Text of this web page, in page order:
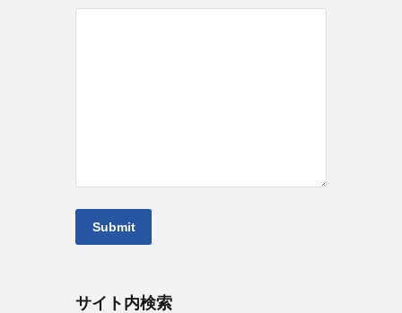
サイト内検索